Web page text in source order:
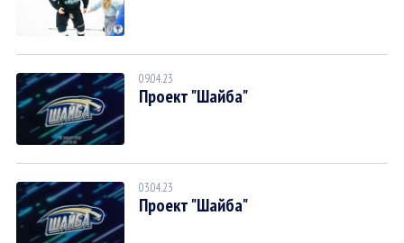
09.04.23
Проект "Шайба"
03.04.23
Проект "Шайба"